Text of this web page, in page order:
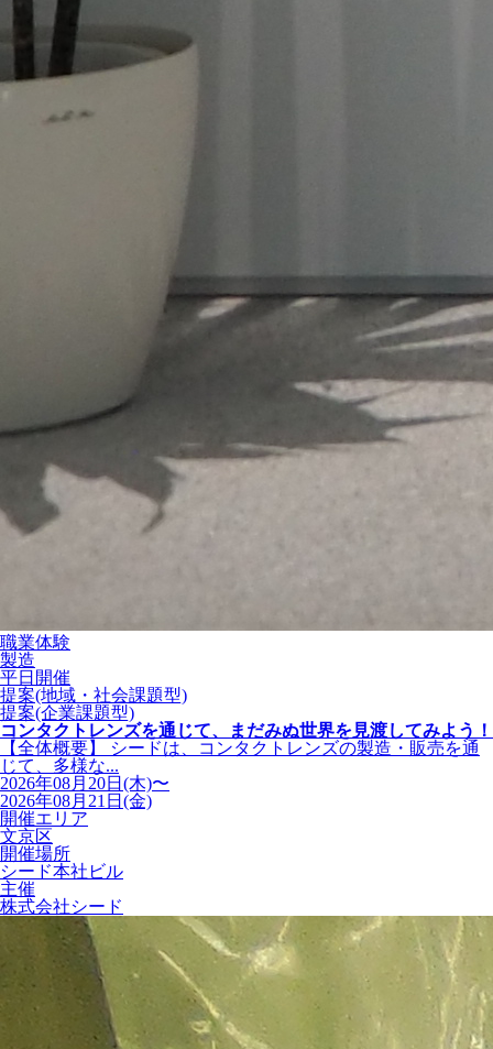
職業体験
製造
平日開催
提案(地域・社会課題型)
提案(企業課題型)
コンタクトレンズを通じて、まだみぬ世界を見渡してみよう！
【全体概要】 シードは、コンタクトレンズの製造・販売を通
じて、多様な...
2026年08月20日(木)〜
2026年08月21日(金)
開催エリア
文京区
開催場所
シード本社ビル
主催
株式会社シード